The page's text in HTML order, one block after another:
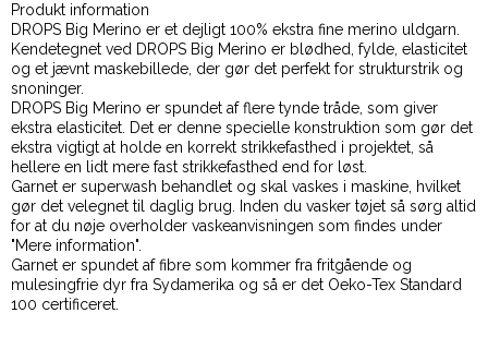
Produkt information
DROPS Big Merino er et dejligt 100% ekstra fine merino uldgarn.
Kendetegnet ved DROPS Big Merino er blødhed, fylde, elasticitet
og et jævnt maskebillede, der gør det perfekt for strukturstrik og
snoninger.
DROPS Big Merino er spundet af flere tynde tråde, som giver
ekstra elasticitet. Det er denne specielle konstruktion som gør det
ekstra vigtigt at holde en korrekt strikkefasthed i projektet, så
hellere en lidt mere fast strikkefasthed end for løst.
Garnet er superwash behandlet og skal vaskes i maskine, hvilket
gør det velegnet til daglig brug. Inden du vasker tøjet så sørg altid
for at du nøje overholder vaskeanvisningen som findes under
"Mere information".
Garnet er spundet af fibre som kommer fra fritgående og
mulesingfrie dyr fra Sydamerika og så er det Oeko-Tex Standard
100 certificeret.